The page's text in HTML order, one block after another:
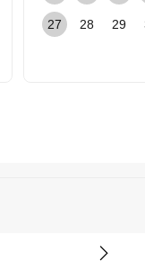
27 28 29